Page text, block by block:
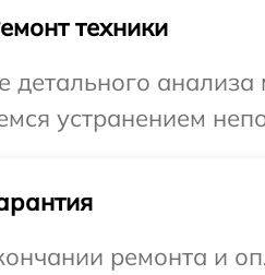
техники
детального
устранением
ремонта и